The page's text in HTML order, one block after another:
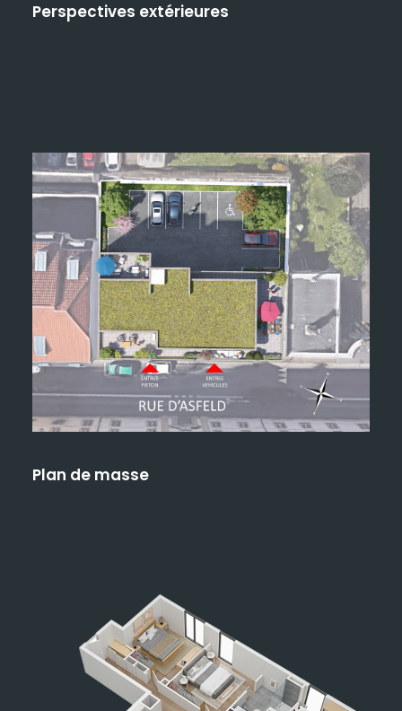
Perspectives extérieures
Plan de masse